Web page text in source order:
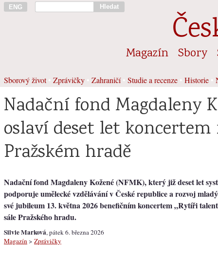
ENG Hledat
Magazín Sbory
Sborový život• Zprávičky Zahraničí• Studie a recenze Historie
Nadační fond Magdaleny
oslaví deset let koncertem
Pražském hradě
Nadační fond Magdaleny Kožené (NFMK), který již deset let
podporuje umělecké vzdělávání v České republice a rozvoj
své jubileum 13. května 2026 benefičním koncertem „Rytíři
sále Pražského hradu.
Silvie Marková, pátek 6. března 2026
Magazín > Zprávičky